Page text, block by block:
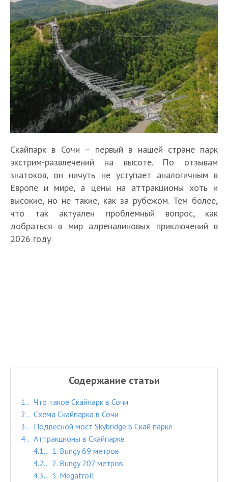
Скайпарк в Сочи – первый в нашей стране парк
экстрим-развлечений на высоте. По отзывам
знатоков, он ничуть не уступает аналогичным в
Европе и мире, а цены на аттракционы хоть и
высокие, но не такие, как за рубежом. Тем более,
что так актуален проблемный вопрос, как
добраться в мир адреналиновых приключений в
2026 году
Содержание статьи
1.
Что такое Скайпарк в Сочи
2.
Схема Скайпарка в Сочи
3.
Подвесной мост Skybridge в Скай парке
4.
Аттракционы в Скайпарке
4.1.
1. Bungy 69 метров
4.2.
2. Bungy 207 метров
4.3.
3. Megatroll